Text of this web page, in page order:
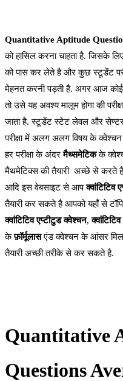
Quantitative Aptitude
को हासिल करना चाहता है. जिसके
को पास कर लेते है और कुछ स्टूडेंट
मेहनत करनी पड़ती है. अगर आज कोई
तो उसे यह अवश्य मालूम होगा की
जाता है. स्टूडेंट स्टेट लेवल और सेण्टर
परीक्षा में अलग अलग विषय के
हर परीक्षा के अंदरमैथ्समेटिकके
मैथमेटिक्स की तैयारी अच्छे से करते
आदि इस वेबसाइट से आपक्वांटिटिव
तैयारी कर सकते है आपको यहाँ से
क्वांटिटिव एप्टीटुड क्वेश्चन,
केफ़ॉर्मूलासएंड क्वेश्चन के आंसर मिल
तैयारी अच्छी तरीके से कर सकते है.
Quantitative
Questions